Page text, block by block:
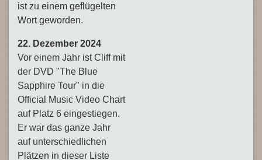
ist zu einem geflügelten
Wort geworden.
22. Dezember 2024
Vor einem Jahr ist Cliff mit
der DVD "The Blue
Sapphire Tour" in die
Official Music Video Chart
auf Platz 6 eingestiegen.
Er war das ganze Jahr
auf unterschiedlichen
Plätzen in dieser Liste